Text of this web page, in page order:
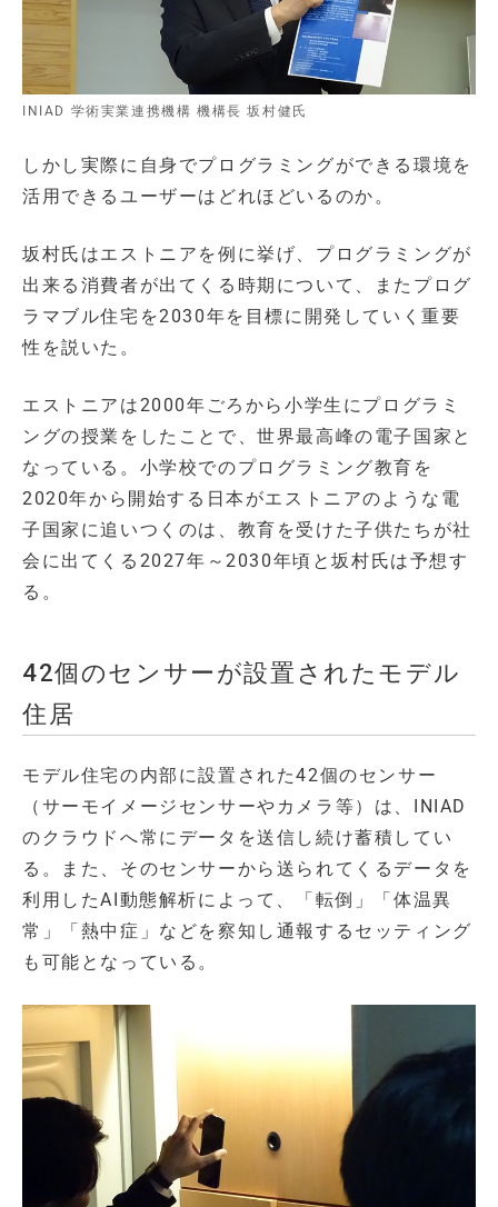
INIAD 学術実業連携機構 機構長 坂村健氏
しかし実際に自身でプログラミングができる環境を
活用できるユーザーはどれほどいるのか。
坂村氏はエストニアを例に挙げ、プログラミングが
出来る消費者が出てくる時期について、またプログ
ラマブル住宅を2030年を目標に開発していく重要
性を説いた。
エストニアは2000年ごろから小学生にプログラミ
ングの授業をしたことで、世界最高峰の電子国家と
なっている。小学校でのプログラミング教育を
2020年から開始する日本がエストニアのような電
子国家に追いつくのは、教育を受けた子供たちが社
会に出てくる2027年～2030年頃と坂村氏は予想す
る。
42個のセンサーが設置されたモデル
住居
モデル住宅の内部に設置された42個のセンサー
（サーモイメージセンサーやカメラ等）は、INIAD
のクラウドへ常にデータを送信し続け蓄積してい
る。また、そのセンサーから送られてくるデータを
利用したAI動態解析によって、「転倒」「体温異
常」「熱中症」などを察知し通報するセッティング
も可能となっている。